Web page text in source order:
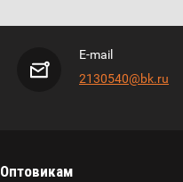
E-mail
2130540@bk.ru
Оптовикам